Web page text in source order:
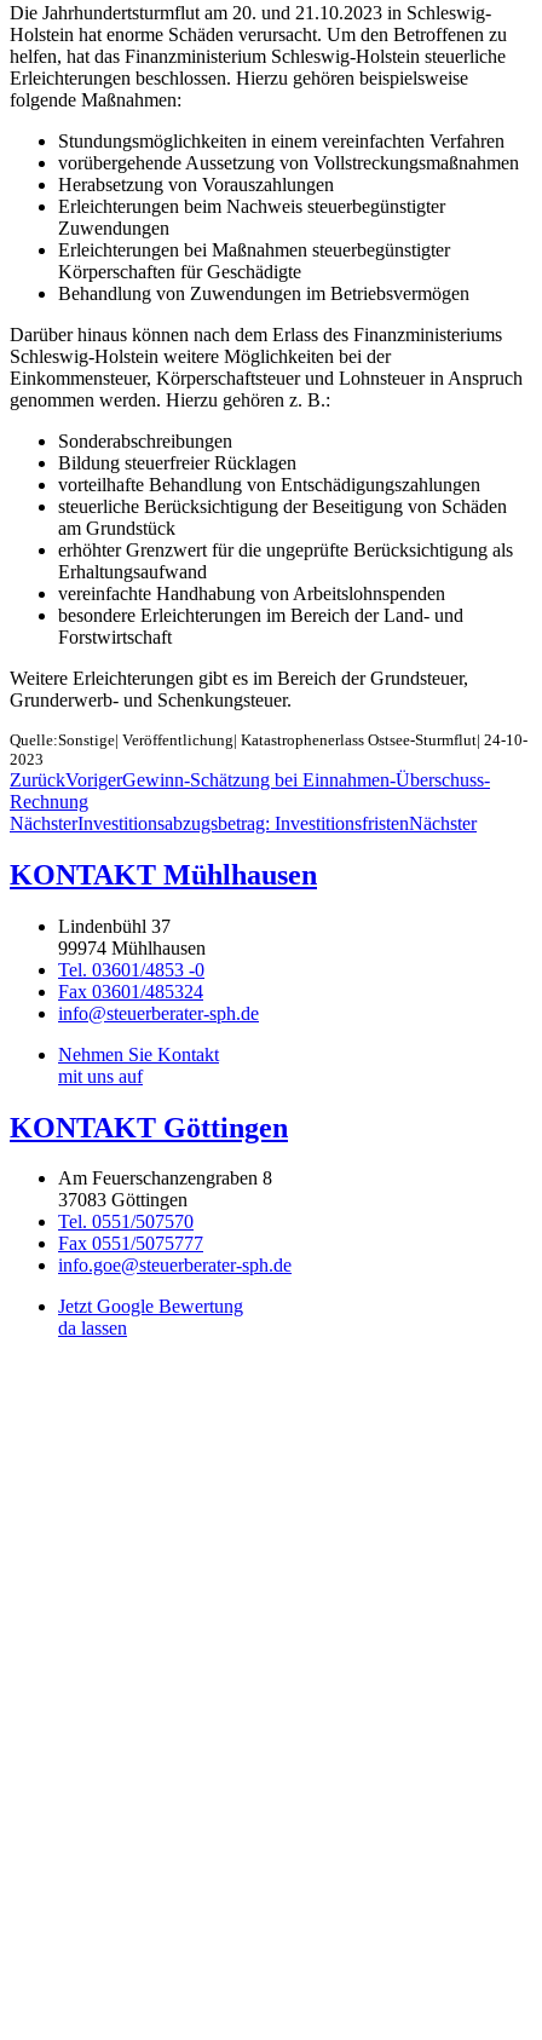
Die Jahrhundertsturmflut am 20. und 21.10.2023 in Schleswig-
Holstein hat enorme Schäden verursacht. Um den Betroffenen zu
helfen, hat das Finanzministerium Schleswig-Holstein steuerliche
Erleichterungen beschlossen. Hierzu gehören beispielsweise
folgende Maßnahmen:
Stundungsmöglichkeiten in einem vereinfachten Verfahren
vorübergehende Aussetzung von Vollstreckungsmaßnahmen
Herabsetzung von Vorauszahlungen
Erleichterungen beim Nachweis steuerbegünstigter
Zuwendungen
Erleichterungen bei Maßnahmen steuerbegünstigter
Körperschaften für Geschädigte
Behandlung von Zuwendungen im Betriebsvermögen
Darüber hinaus können nach dem Erlass des Finanzministeriums
Schleswig-Holstein weitere Möglichkeiten bei der
Einkommensteuer, Körperschaftsteuer und Lohnsteuer in Anspruch
genommen werden. Hierzu gehören z. B.:
Sonderabschreibungen
Bildung steuerfreier Rücklagen
vorteilhafte Behandlung von Entschädigungszahlungen
steuerliche Berücksichtigung der Beseitigung von Schäden
am Grundstück
erhöhter Grenzwert für die ungeprüfte Berücksichtigung als
Erhaltungsaufwand
vereinfachte Handhabung von Arbeitslohnspenden
besondere Erleichterungen im Bereich der Land- und
Forstwirtschaft
Weitere Erleichterungen gibt es im Bereich der Grundsteuer,
Grunderwerb- und Schenkungsteuer.
Quelle:Sonstige| Veröffentlichung| Katastrophenerlass Ostsee-Sturmflut| 24-10-
2023
ZurückVorigerGewinn-Schätzung bei Einnahmen-Überschuss-
Rechnung
NächsterInvestitionsabzugsbetrag: InvestitionsfristenNächster
KONTAKT Mühlhausen
Lindenbühl 37
99974 Mühlhausen
Tel. 03601/4853 -0
Fax 03601/485324
info@steuerberater-sph.de
Nehmen Sie Kontakt
mit uns auf
KONTAKT Göttingen
Am Feuerschanzengraben 8
37083 Göttingen
Tel. 0551/507570
Fax 0551/5075777
info.goe@steuerberater-sph.de
Jetzt Google Bewertung
da lassen